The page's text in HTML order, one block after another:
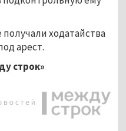
получали ходатайства
арест.
строк»